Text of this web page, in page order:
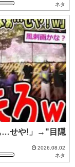
ネタ
…せや!」→"目隠
2026.08.02
ネタ